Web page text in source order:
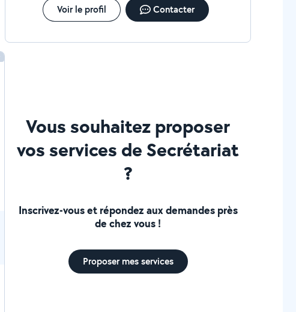
Voir le profil Contacter
Vous souhaitez proposer
vos services de Secrétariat
?
Inscrivez-vous et répondez aux demandes près
de chez vous !
Proposer mes services